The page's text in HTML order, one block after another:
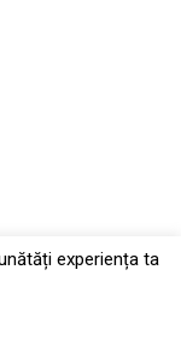
experiența ta